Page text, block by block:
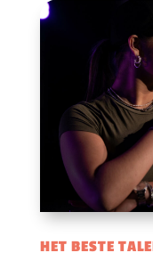
HET BESTE